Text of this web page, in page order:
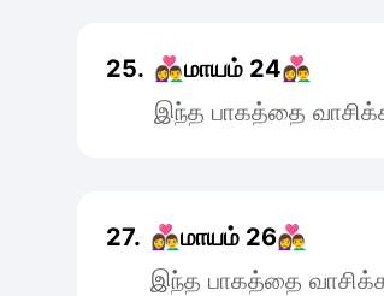
25. 👩‍❤️‍👨மாயம் 24👩‍❤️‍👨
இந்த பாகத்தை
27. 👩‍❤️‍👨மாயம் 26👩‍❤️‍👨
இந்த பாகத்தை